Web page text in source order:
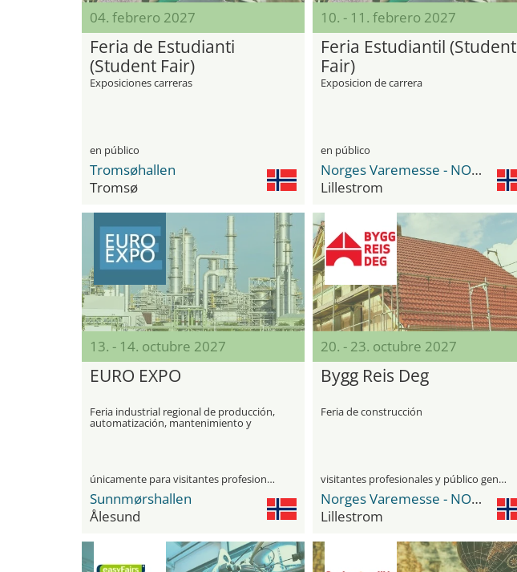
04. febrero 2027
Feria de Estudianti
(Student Fair)
Exposiciones carreras
en público
Tromsøhallen
Tromsø
10. - 11. febrero 2027
Feria Estudiantil (Student
Fair)
Exposicion de carrera
en público
Norges Varemesse - NOVA Spektrum
Lillestrom
13. - 14. octubre 2027
EURO EXPO
Feria industrial regional de producción,
automatización, mantenimiento y
únicamente para visitantes profesionales
Sunnmørshallen
Ålesund
20. - 23. octubre 2027
Bygg Reis Deg
Feria de construcción
visitantes profesionales y público general
Norges Varemesse - NOVA Spektrum
Lillestrom